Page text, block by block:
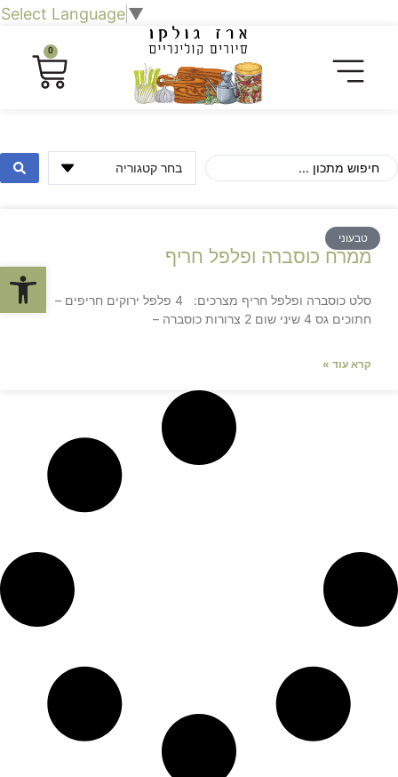
פתח
Select Language▼
0
טבעוני
ממרח כוסברה ופלפל חריף
סלט כוסברה ופלפל חריף מצרכים: 4 פלפל ירוקים חריפים –
חתוכים גס 4 שיני שום 2 צרורות כוסברה –
קרא עוד »